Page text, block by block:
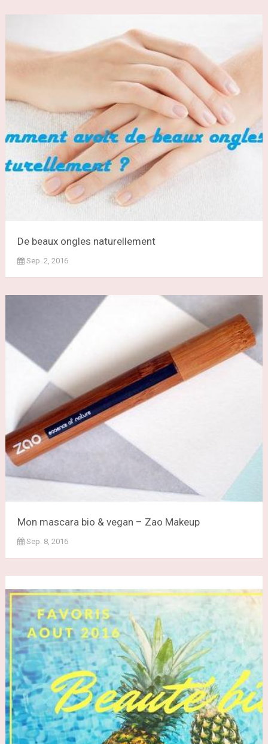
De beaux ongles naturellement
Sep. 2, 2016
Mon mascara bio & vegan – Zao Makeup
Sep. 8, 2016